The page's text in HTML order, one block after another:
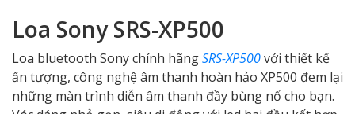
Loa Sony SRS-XP500
Loa bluetooth Sony chính hãngSRS-XP500với thiết kế
ấn tượng, công nghệ âm thanh hoàn hảo XP500 đem lại
những màn trình diễn âm thanh đầy bùng nổ cho bạn.